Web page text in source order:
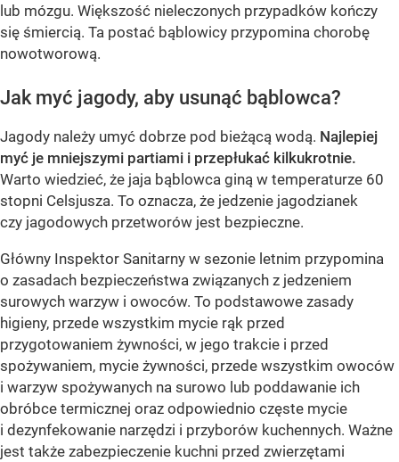
lub mózgu. Większość nieleczonych przypadków kończy
się śmiercią. Ta postać bąblowicy przypomina chorobę
nowotworową.
Jak myć jagody, aby usunąć bąblowca?
Jagody należy umyć dobrze pod bieżącą wodą. Najlepiej
myć je mniejszymi partiami i przepłukać kilkukrotnie.
Warto wiedzieć, że jaja bąblowca giną w temperaturze 60
stopni Celsjusza. To oznacza, że jedzenie jagodzianek
czy jagodowych przetworów jest bezpieczne.
Główny Inspektor Sanitarny w sezonie letnim przypomina
o zasadach bezpieczeństwa związanych z jedzeniem
surowych warzyw i owoców. To podstawowe zasady
higieny, przede wszystkim mycie rąk przed
przygotowaniem żywności, w jego trakcie i przed
spożywaniem, mycie żywności, przede wszystkim owoców
i warzyw spożywanych na surowo lub poddawanie ich
obróbce termicznej oraz odpowiednio częste mycie
i dezynfekowanie narzędzi i przyborów kuchennych. Ważne
jest także zabezpieczenie kuchni przed zwierzętami